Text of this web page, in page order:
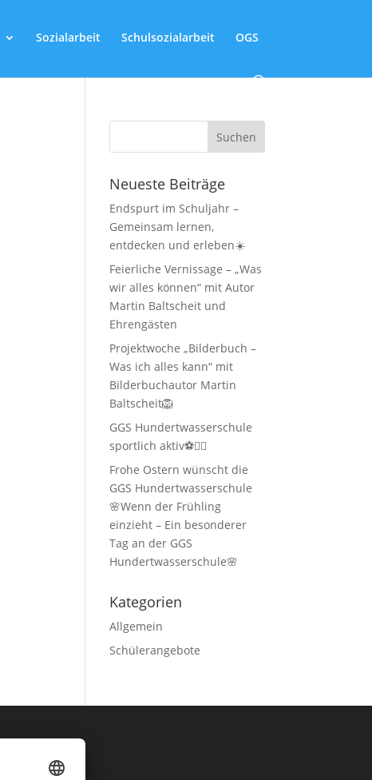
Sozialarbeit Schulsozialarbeit OGS
Neueste Beiträge
Endspurt im Schuljahr –
Gemeinsam lernen,
entdecken und erleben☀️
Feierliche Vernissage – „Was
wir alles können“ mit Autor
Martin Baltscheit und
Ehrengästen
Projektwoche „Bilderbuch –
Was ich alles kann“ mit
Bilderbuchautor Martin
Baltscheit🦁
GGS Hundertwasserschule
sportlich aktiv⚽🏃‍♂️
Frohe Ostern wünscht die
GGS Hundertwasserschule
🌸Wenn der Frühling
einzieht – Ein besonderer
Tag an der GGS
Hundertwasserschule🌸
Kategorien
Allgemein
Schülerangebote